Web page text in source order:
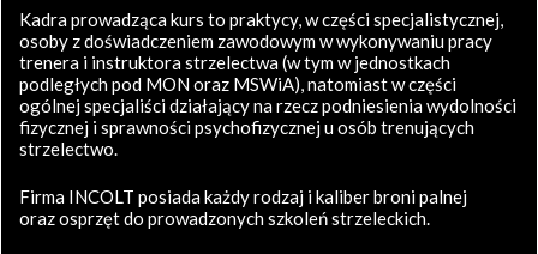
Kadra prowadząca kurs to praktycy, w części specjalistycznej,
osoby z doświadczeniem zawodowym w wykonywaniu pracy
trenera i instruktora strzelectwa (w tym w jednostkach
podległych pod MON oraz MSWiA), natomiast w części
ogólnej specjaliści działający na rzecz podniesienia wydolności
fizycznej i sprawności psychofizycznej u osób trenujących
strzelectwo.
Firma INCOLT posiada każdy rodzaj i kaliber broni palnej
oraz osprzęt do prowadzonych szkoleń strzeleckich.